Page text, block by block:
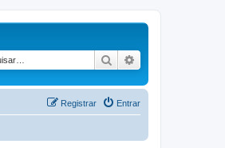
Pesquisar
Entrar
Registrar